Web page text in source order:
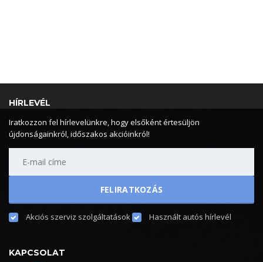
HÍRLEVÉL
Iratkozzon fel hírlevelünkre, hogy elsőként értesüljön
újdonságainkról, időszakos akcióinkról!
Akciós szerviz szolgáltatások Használt autós hírlevél
KAPCSOLAT